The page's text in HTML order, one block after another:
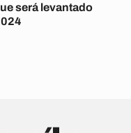
será levantado